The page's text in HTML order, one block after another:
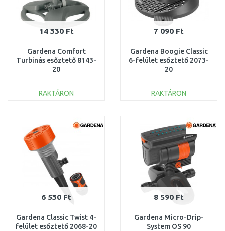
14 330 Ft
Gardena Comfort
Turbinás esőztető 8143-
20
RAKTÁRON
Összehasonlítás
7 090 Ft
Gardena Boogie Classic
6-felület esőztető 2073-
20
RAKTÁRON
Összehasonlítás
6 530 Ft
Gardena Classic Twist 4-
felület esőztető 2068-20
8 590 Ft
Gardena Micro-Drip-
System OS 90